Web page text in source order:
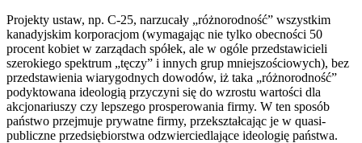
Projekty ustaw, np. C-25, narzucały „różnorodność” wszystkim
kanadyjskim korporacjom (wymagając nie tylko obecności 50
procent kobiet w zarządach spółek, ale w ogóle przedstawicieli
szerokiego spektrum „tęczy” i innych grup mniejszościowych), bez
przedstawienia wiarygodnych dowodów, iż taka „różnorodność”
podyktowana ideologią przyczyni się do wzrostu wartości dla
akcjonariuszy czy lepszego prosperowania firmy. W ten sposób
państwo przejmuje prywatne firmy, przekształcając je w quasi-
publiczne przedsiębiorstwa odzwierciedlające ideologię państwa.